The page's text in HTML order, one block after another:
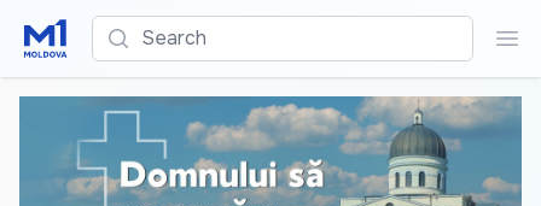
Search